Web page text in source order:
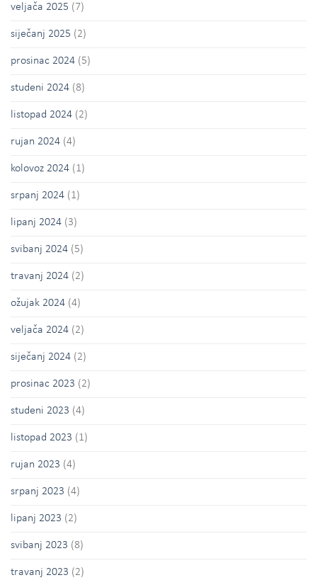
veljača 2025 (7)
siječanj 2025 (2)
prosinac 2024 (5)
studeni 2024 (8)
listopad 2024 (2)
rujan 2024 (4)
kolovoz 2024 (1)
srpanj 2024 (1)
lipanj 2024 (3)
svibanj 2024 (5)
travanj 2024 (2)
ožujak 2024 (4)
veljača 2024 (2)
siječanj 2024 (2)
prosinac 2023 (2)
studeni 2023 (4)
listopad 2023 (1)
rujan 2023 (4)
srpanj 2023 (4)
lipanj 2023 (2)
svibanj 2023 (8)
travanj 2023 (2)